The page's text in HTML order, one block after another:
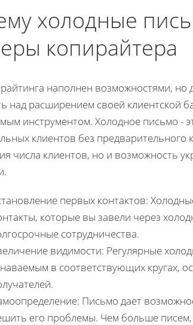
холодные
копирайтера
наполнен возможностями, но
над расширением своей клиентской
инструментом. Холодное письмо -
клиентов без предварительного
числа клиентов, но и возможность
первых контактов:
которые вы завели через
сотрудничества.
видимости: Регулярные
в соответствующих кругах,
Письмо дает
его проблемы. Чем больше